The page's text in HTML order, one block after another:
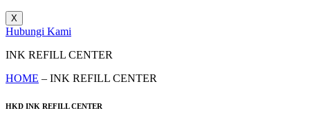
X
Hubungi Kami
INK REFILL CENTER
HOME – INK REFILL CENTER
HKD INK REFILL CENTER